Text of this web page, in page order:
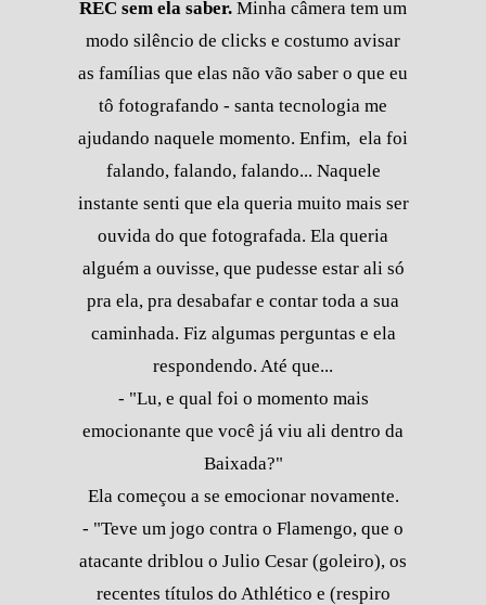
REC sem ela saber. Minha câmera tem um
modo silêncio de clicks e costumo avisar
as famílias que elas não vão saber o que eu
tô fotografando - santa tecnologia me
ajudando naquele momento. Enfim, ela foi
falando, falando, falando... Naquele
instante senti que ela queria muito mais ser
ouvida do que fotografada. Ela queria
alguém a ouvisse, que pudesse estar ali só
pra ela, pra desabafar e contar toda a sua
caminhada. Fiz algumas perguntas e ela
respondendo. Até que...
- "Lu, e qual foi o momento mais
emocionante que você já viu ali dentro da
Baixada?"
Ela começou a se emocionar novamente.
- "Teve um jogo contra o Flamengo, que o
atacante driblou o Julio Cesar (goleiro), os
recentes títulos do Athlético e (respiro